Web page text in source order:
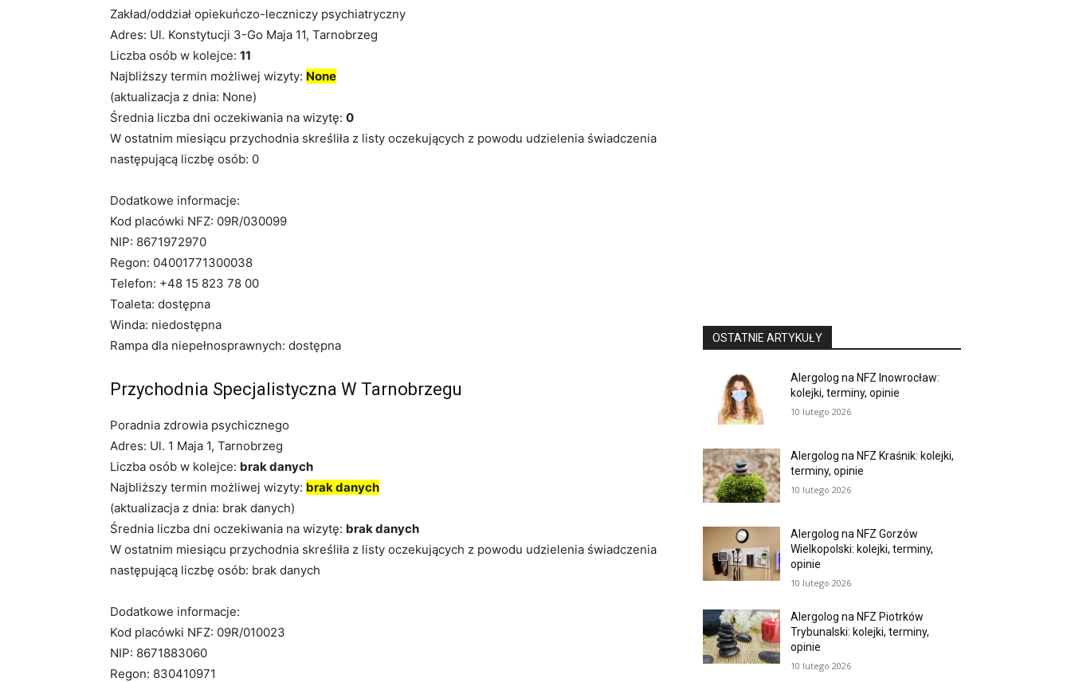
Zakład/oddział opiekuńczo-leczniczy psychiatryczny
Adres: Ul. Konstytucji 3-Go Maja 11, Tarnobrzeg
Liczba osób w kolejce: 11
Najbliższy termin możliwej wizyty: None
(aktualizacja z dnia: None)
Średnia liczba dni oczekiwania na wizytę: 0
W ostatnim miesiącu przychodnia skreśliła z listy oczekujących z powodu udzielenia świadczenia
następującą liczbę osób: 0
Dodatkowe informacje:
Kod placówki NFZ: 09R/030099
NIP: 8671972970
Regon: 04001771300038
Telefon: +48 15 823 78 00
Toaleta: dostępna
Winda: niedostępna
Rampa dla niepełnosprawnych: dostępna
Przychodnia Specjalistyczna W Tarnobrzegu
Poradnia zdrowia psychicznego
Adres: Ul. 1 Maja 1, Tarnobrzeg
Liczba osób w kolejce: brak danych
Najbliższy termin możliwej wizyty: brak danych
(aktualizacja z dnia: brak danych)
Średnia liczba dni oczekiwania na wizytę: brak danych
W ostatnim miesiącu przychodnia skreśliła z listy oczekujących z powodu udzielenia świadczenia
następującą liczbę osób: brak danych
Dodatkowe informacje:
Kod placówki NFZ: 09R/010023
NIP: 8671883060
Regon: 830410971
OSTATNIE ARTYKUŁY
Alergolog na NFZ Inowrocław:
kolejki, terminy, opinie
10 lutego 2026
Alergolog na NFZ Kraśnik: kolejki,
terminy, opinie
10 lutego 2026
Alergolog na NFZ Gorzów
Wielkopolski: kolejki, terminy,
opinie
10 lutego 2026
Alergolog na NFZ Piotrków
Trybunalski: kolejki, terminy,
opinie
10 lutego 2026